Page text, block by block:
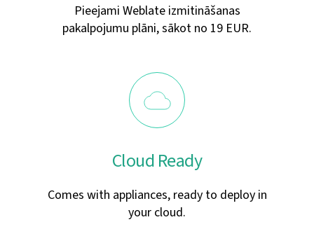
Pieejami Weblate izmitināšanas
pakalpojumu plāni, sākot no 19 EUR.
Cloud Ready
Comes with appliances, ready to deploy in
your cloud.